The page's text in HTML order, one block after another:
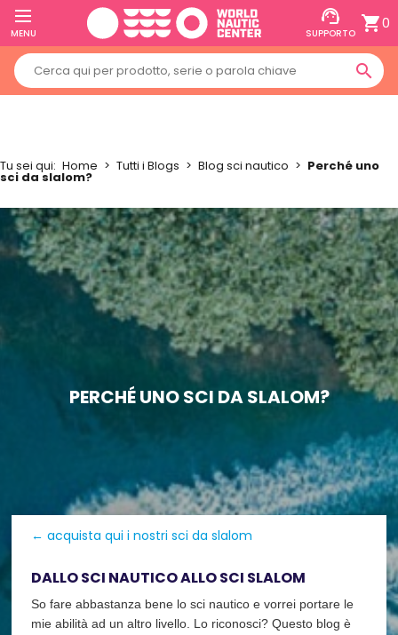
MENU
support_agent
SUPPORTO shopping_cart0
search
Tu sei qui: Home > Tutti i Blogs > Blog sci nautico > Perché uno
sci da slalom?
PERCHÉ UNO SCI DA SLALOM?
← acquista qui i nostri sci da slalom
DALLO SCI NAUTICO ALLO SCI SLALOM
So fare abbastanza bene lo sci nautico e vorrei portare le
mie abilità ad un altro livello. Lo riconosci? Questo blog è